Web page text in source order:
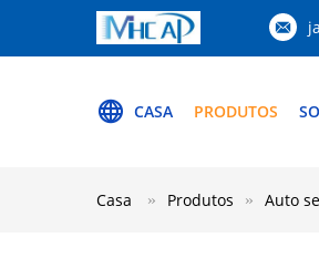
CASA PRODUTOS
Casa Produtos Auto